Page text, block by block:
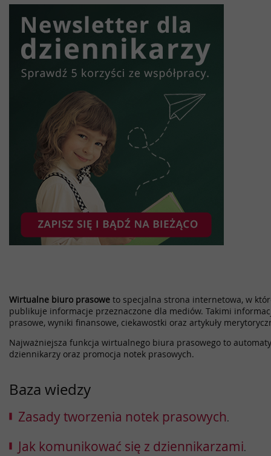
Wirtualne biuro prasowe to specjalna strona internetowa, w
publikuje informacje przeznaczone dla mediów. Takimi
prasowe, wyniki finansowe, ciekawostki oraz artykuły
Najważniejsza funkcja wirtualnego biura prasowego to
dziennikarzy oraz promocja notek prasowych.
Baza wiedzy
Zasady tworzenia notek prasowych.
Jak komunikować się z dziennikarzami.